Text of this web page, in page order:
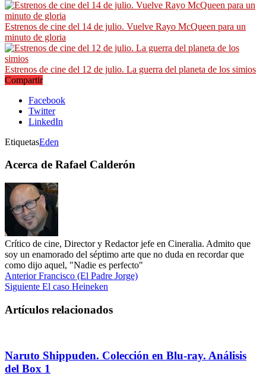
Estrenos de cine del 14 de julio. Vuelve Rayo McQueen para un
minuto de gloria
Estrenos de cine del 12 de julio. La guerra del planeta de los simios
Compartir
Facebook
Twitter
LinkedIn
EtiquetasEden
Acerca de Rafael Calderón
Crítico de cine, Director y Redactor jefe en Cineralia. Admito que
soy un enamorado del séptimo arte que no duda en recordar que
como dijo aquel, "Nadie es perfecto"
AnteriorFrancisco (El Padre Jorge)
Siguiente El caso Heineken
Artículos relacionados
Naruto Shippuden. Colección en Blu-ray. Análisis
del Box 1